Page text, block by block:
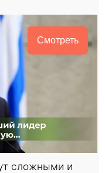
Смотреть
сложными и